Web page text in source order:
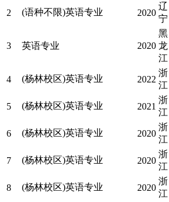
2 (语种不限)英语专业 2020
辽
宁
3 英语专业 2020
黑
龙
江
4 (杨林校区)英语专业 2022
浙
江
5 (杨林校区)英语专业 2021
浙
江
6 (杨林校区)英语专业 2020
浙
江
7 (杨林校区)英语专业 2020
浙
江
8 (杨林校区)英语专业 2020
浙
江